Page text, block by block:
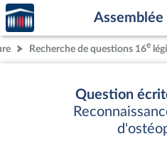
Aller au contenu
Aller en bas de la page
Accèder
à la
page
d'accueilRecherche de questions 16e
Question